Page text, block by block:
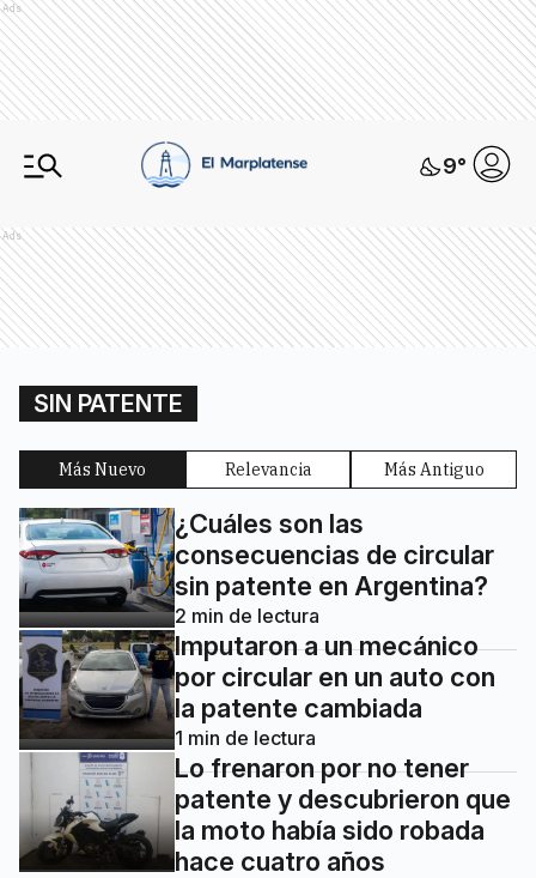
Ads
9°
Ads
SIN PATENTE
Más Nuevo Relevancia Más Antiguo
¿Cuáles son las
consecuencias de circular
sin patente en Argentina?
2 min de lectura
Imputaron a un mecánico
por circular en un auto con
la patente cambiada
1 min de lectura
Lo frenaron por no tener
patente y descubrieron que
la moto había sido robada
hace cuatro años